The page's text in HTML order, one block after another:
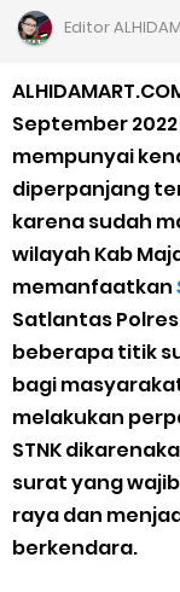
Cara
Apa itu Grab
Cara Jitu
Cara
Cara Mudah
7 Cara
5 Versi
Penyebab dan
Cara Menghitung
Cara
Editor
September
mempunyai
diperpanjang
karena sudah
wilayah Kab
memanfaatkan
Satlantas
beberapa titik
bagi
melakukan
STNK
surat yang
raya dan
berkendara.